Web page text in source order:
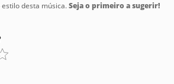
desta música.Seja o primeiro a sugerir!